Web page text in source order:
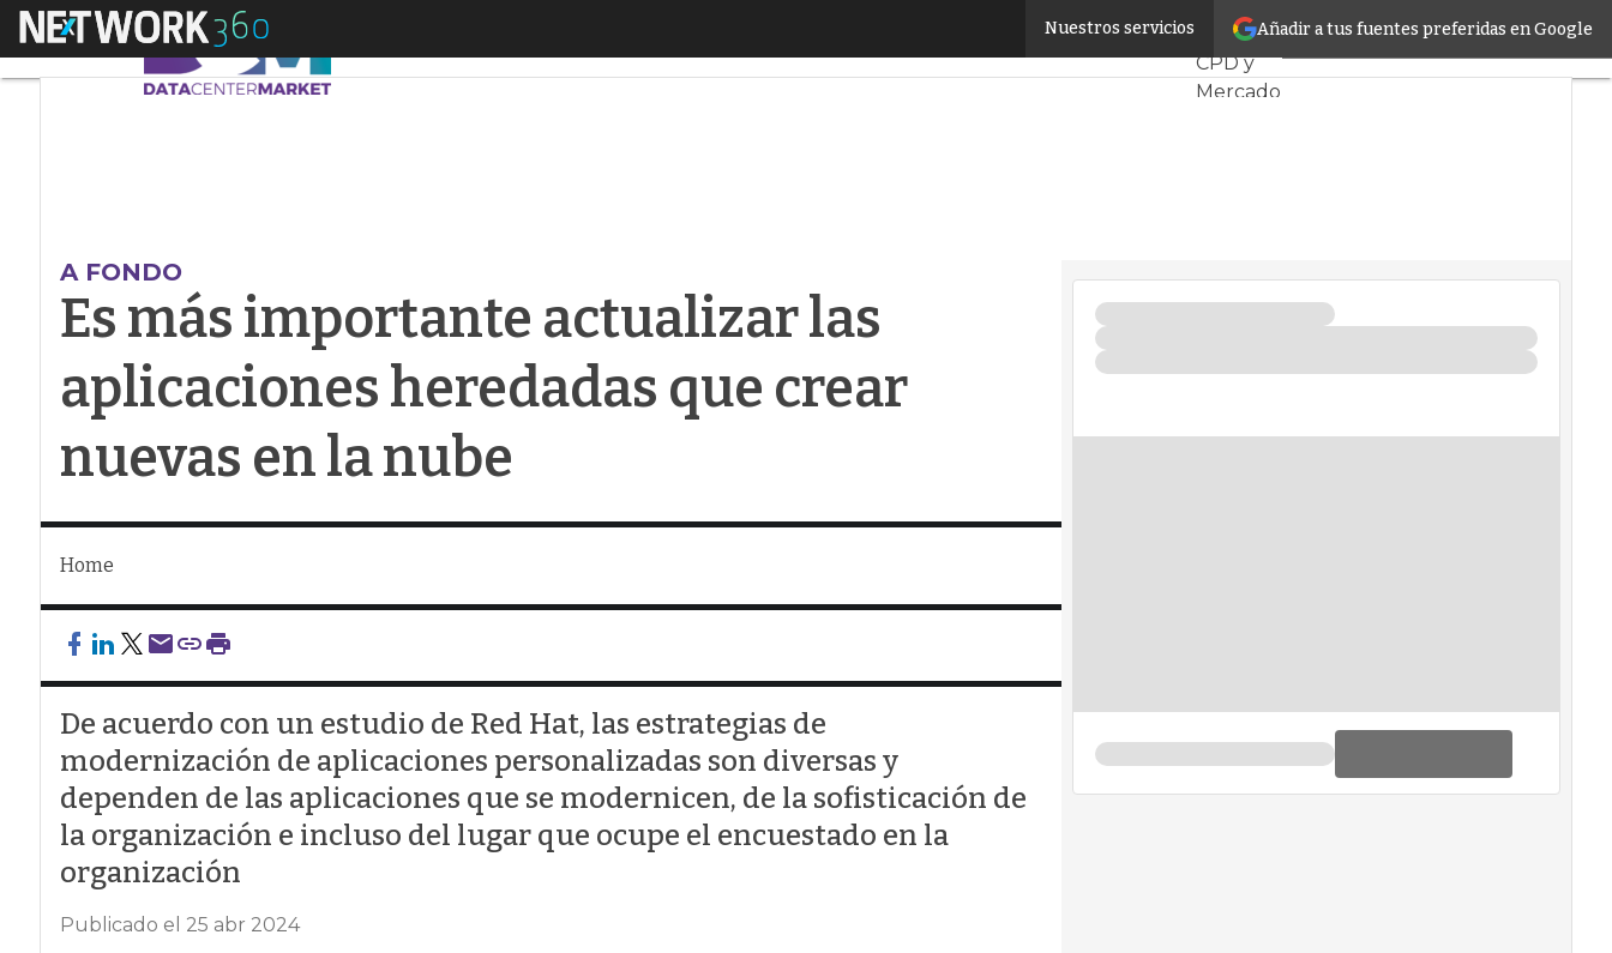
Añadir a tus fuentes preferidas en Google
Nuestros servicios
Menú Es más importante actualizar las aplicaciones heredadas que crear nuevas en la nube
Servidores
CPD y
Mercado
Inteligencia
A FONDO
Es más importante actualizar las
aplicaciones heredadas que crear
nuevas en la nube
Home
De acuerdo con un estudio de Red Hat, las estrategias de
modernización de aplicaciones personalizadas son diversas y
dependen de las aplicaciones que se modernicen, de la sofisticación de
la organización e incluso del lugar que ocupe el encuestado en la
organización
Publicado el 25 abr 2024